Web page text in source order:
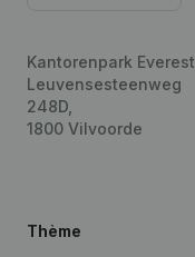
Kantorenpark Everest
Leuvensesteenweg
248D,
1800 Vilvoorde
Thème